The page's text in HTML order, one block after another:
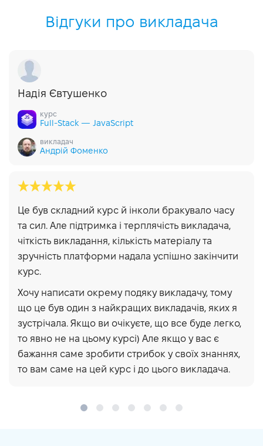
Відгуки про викладача
Надія Євтушенко
курс
Full-Stack — JavaScript
викладач
Андрій Фоменко
Це був складний курс й інколи бракувало часу
та сил. Але підтримка і терплячість викладача,
чіткість викладання, кількість матеріалу та
зручність платформи надала успішно закінчити
курс.
Хочу написати окрему подяку викладачу, тому
що це був один з найкращих викладачів, яких я
зустрічала. Якщо ви очікуєте, що все буде легко,
то явно не на цьому курсі) Але якщо у вас є
бажання саме зробити стрибок у своїх знаннях,
то вам саме на цей курс і до цього викладача.